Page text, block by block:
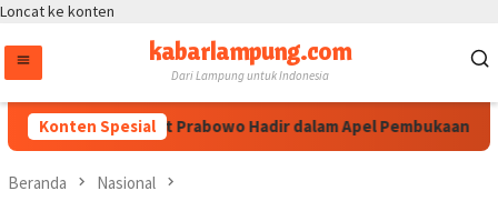
Loncat ke konten
kabarlampung.com
Dari Lampung untuk Indonesia
Konten Spesial
Listyo Sigit Prabowo Hadir dalam Apel Pembukaan
Beranda Nasional